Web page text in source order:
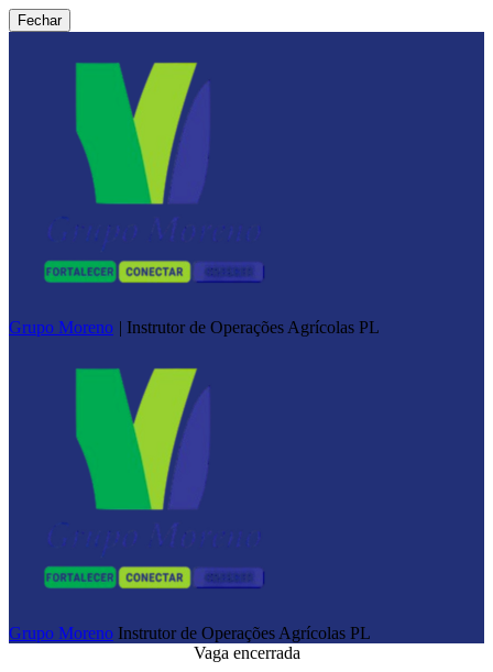
Fechar
Grupo Moreno | Instrutor de Operações Agrícolas PL
Grupo Moreno Instrutor de Operações Agrícolas PL
Vaga encerrada